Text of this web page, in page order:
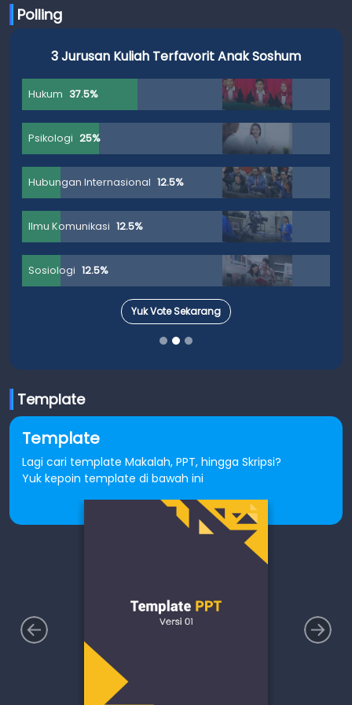
Polling
3 Jurusan Kuliah Terfavorit Anak Soshum
Hukum 37.5%
Psikologi 25%
Hubungan Internasional 12.5%
Ilmu Komunikasi 12.5%
Sosiologi 12.5%
Yuk Vote Sekarang
Template
Template
Lagi cari template Makalah, PPT, hingga Skripsi?
Yuk kepoin template di bawah ini